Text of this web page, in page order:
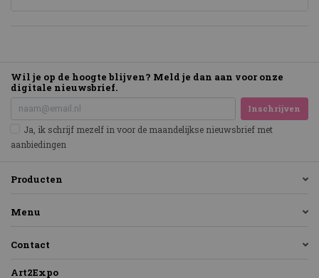
Wil je op de hoogte blijven? Meld je dan aan voor onze
digitale nieuwsbrief.
Inschrijven
Ja, ik schrijf mezelf in voor de maandelijkse nieuwsbrief met
aanbiedingen
Producten
Menu
Contact
Art2Expo